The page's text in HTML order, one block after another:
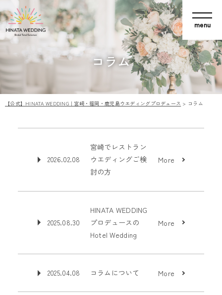
コラム
【公式】HINATA WEDDING｜宮崎・福岡・鹿児島ウエディングプロデュース > コラム
2026.02.08
宮崎でレストラン
ウエディングご検
討の方
More
2025.08.30
HINATA WEDDING
プロデュースの
Hotel Wedding
More
2025.04.08 コラムについて More